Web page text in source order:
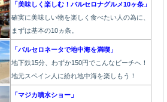
「美味しく楽しむ！バルセロナグルメ10ヶ条」
確実に美味しい物を楽しく食べたい人の為に、
まずは基本の10ヵ条。
「バルセロネータで地中海を満喫」
地下鉄15分、わずか150円でこんなビーチへ！
地元スペイン人に紛れ地中海を楽しもう！
「マジカ噴水ショー」